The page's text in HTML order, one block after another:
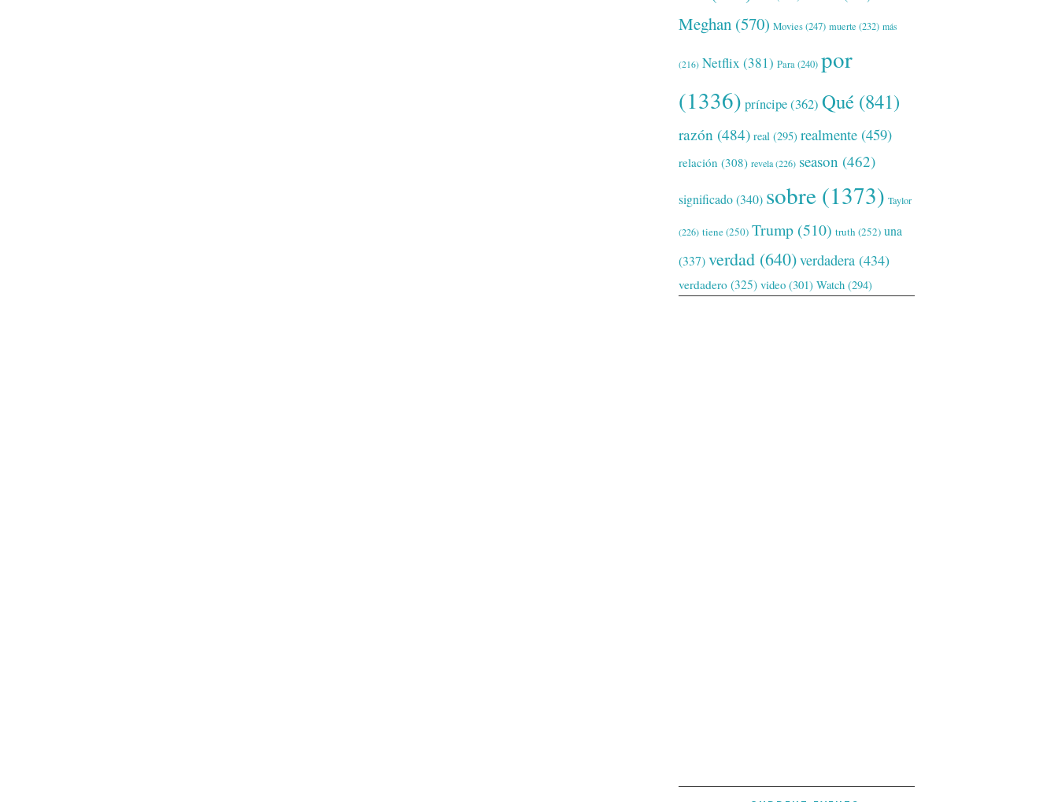
Meghan (570) Movies(247) muerte (232) más
(216) Netflix (381) Para(240) por
(1336) príncipe(362) Qué (841)
razón (484) real (295) realmente (459)
relación (308) revela(226) season (462)
significado(340) sobre (1373) Taylor
(226) tiene(250) Trump (510) truth (252) una
(337)verdad (640)verdadera (434)
verdadero (325) video (301) Watch (294)